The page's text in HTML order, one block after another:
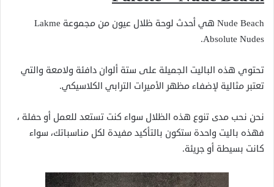
Nude Beach هي أحدث لوحة ظلال عيون من مجموعة Lakme
Absolute Nudes.
تحتوي هذه الباليت الجميلة على ستة ألوان دافئة ولامعة والتي
تعتبر مثالية لإضفاء مظهر الأميرات الترابي الكلاسيكي.
نحن نحب مدى تنوع هذه الظلال سواء كنت تستعد للعمل أو حفلة ،
فهذه باليت واحدة ستكون بالتأكيد مفيدة لكل مناسباتك، سواء
كانت بسيطة أو جريئة.